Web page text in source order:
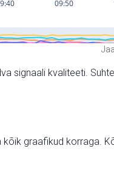
signaali kvaliteeti.
graafikud korraga.